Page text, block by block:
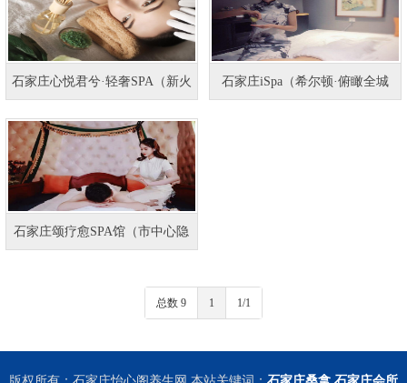
石家庄心悦君兮·轻奢SPA（新火 石家庄iSpa（希尔顿·俯瞰全城
石家庄颂疗愈SPA馆（市中心隐
总数 9 1 1/1